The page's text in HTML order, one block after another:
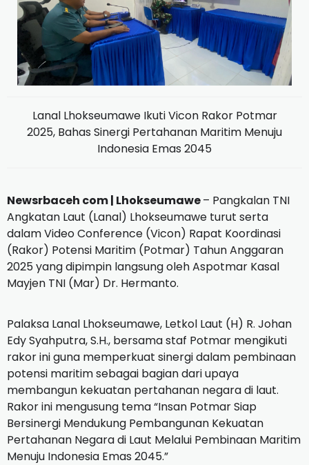
Lanal Lhokseumawe Ikuti Vicon Rakor Potmar
2025, Bahas Sinergi Pertahanan Maritim Menuju
Indonesia Emas 2045
Newsrbaceh com | Lhokseumawe– Pangkalan TNI
Angkatan Laut (Lanal) Lhokseumawe turut serta
dalam Video Conference (Vicon) Rapat Koordinasi
(Rakor) Potensi Maritim (Potmar) Tahun Anggaran
2025 yang dipimpin langsung oleh Aspotmar Kasal
Mayjen TNI (Mar) Dr. Hermanto.
Palaksa Lanal Lhokseumawe, Letkol Laut (H) R. Johan
Edy Syahputra, S.H., bersama staf Potmar mengikuti
rakor ini guna memperkuat sinergi dalam pembinaan
potensi maritim sebagai bagian dari upaya
membangun kekuatan pertahanan negara di laut.
Rakor ini mengusung tema “Insan Potmar Siap
Bersinergi Mendukung Pembangunan Kekuatan
Pertahanan Negara di Laut Melalui Pembinaan Maritim
Menuju Indonesia Emas 2045.”